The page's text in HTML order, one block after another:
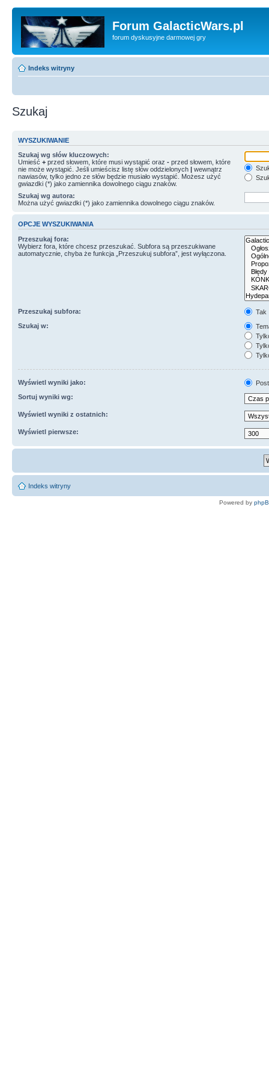
Forum GalacticWars.pl
forum dyskusyjne darmowej gry
Indeks witryny
Szukaj
WYSZUKIWANIE
Szukaj wg słów kluczowych:
Umieść + przed słowem, które musi wystąpić oraz - przed słowem, które
nie może wystąpić. Jeśli umieścisz listę słów oddzielonych | wewnątrz
nawiasów, tylko jedno ze słów będzie musiało wystąpić. Możesz użyć
gwiazdki (*) jako zamiennika dowolnego ciągu znaków.
Szukaj wg autora:
Można użyć gwiazdki (*) jako zamiennika dowolnego ciągu znaków.
OPCJE WYSZUKIWANIA
Przeszukaj fora:
Wybierz fora, które chcesz przeszukać. Subfora są przeszukiwane
automatycznie, chyba że funkcja „Przeszukuj subfora”, jest wyłączona.
Przeszukaj subfora:
Tak
Szukaj w:
Wyświetl wyniki jako:
Sortuj wyniki wg:
Wyświetl wyniki z ostatnich:
Wyświetl pierwsze:
Indeks witryny
Powered by